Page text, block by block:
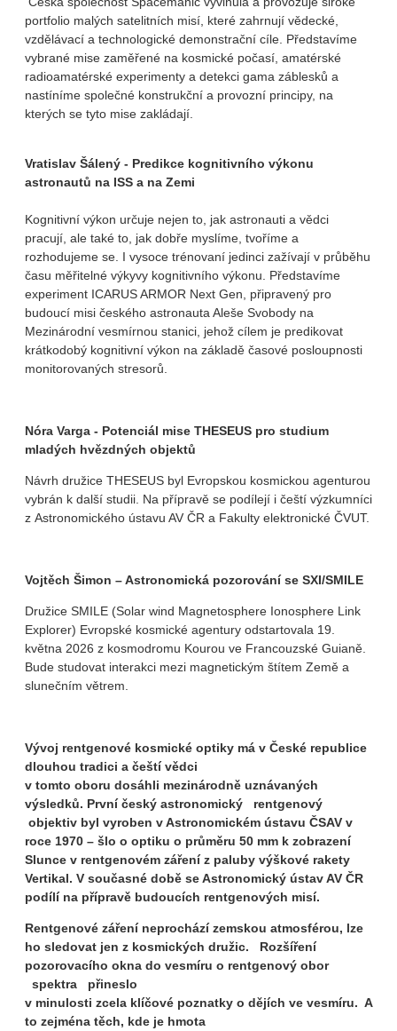
portfolio malých satelitních misí, které zahrnují vědecké,
vzdělávací a technologické demonstrační cíle. Představíme
vybrané mise zaměřené na kosmické počasí, amatérské
radioamatérské experimenty a detekci gama záblesků a
nastíníme společné konstrukční a provozní principy, na
kterých se tyto mise zakládají.
Vratislav Šálený - Predikce kognitivního výkonu
astronautů na ISS a na Zemi
Kognitivní výkon určuje nejen to, jak astronauti a vědci
pracují, ale také to, jak dobře myslíme, tvoříme a
rozhodujeme se. I vysoce trénovaní jedinci zažívají v průběhu
času měřitelné výkyvy kognitivního výkonu. Představíme
experiment ICARUS ARMOR Next Gen, připravený pro
budoucí misi českého astronauta Aleše Svobody na
Mezinárodní vesmírnou stanici, jehož cílem je predikovat
krátkodobý kognitivní výkon na základě časové posloupnosti
monitorovaných stresorů.
Nóra Varga - Potenciál mise THESEUS pro studium
mladých hvězdných objektů
Návrh družice THESEUS byl Evropskou kosmickou agenturou
vybrán k další studii. Na přípravě se podílejí i čeští výzkumníci
z Astronomického ústavu AV ČR a Fakulty elektronické ČVUT.
Vojtěch Šimon – Astronomická pozorování se SXI/SMILE
Družice SMILE (Solar wind Magnetosphere Ionosphere Link
Explorer) Evropské kosmické agentury odstartovala 19.
května 2026 z kosmodromu Kourou ve Francouzské Guianě.
Bude studovat interakci mezi magnetickým štítem Země a
slunečním větrem.
Vývoj rentgenové kosmické optiky má v České republice
dlouhou tradici a čeští vědci
v tomto oboru dosáhli mezinárodně uznávaných
výsledků. První český astronomický rentgenový
objektiv byl vyroben v Astronomickém ústavu ČSAV v
roce 1970 – šlo o optiku o průměru 50 mm k zobrazení
Slunce v rentgenovém záření z paluby výškové rakety
Vertikal. V současné době se Astronomický ústav AV ČR
podílí na přípravě budoucích rentgenových misí.
Rentgenové záření neprochází zemskou atmosférou, lze
ho sledovat jen z kosmických družic. Rozšíření
pozorovacího okna do vesmíru o rentgenový obor
spektra přineslo
v minulosti zcela klíčové poznatky o dějích ve vesmíru. A
to zejména těch, kde je hmota